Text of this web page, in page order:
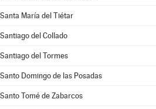
Santa María del Tiétar
Santiago del Collado
Santiago del Tormes
Santo Domingo de las Posadas
Santo Tomé de Zabarcos